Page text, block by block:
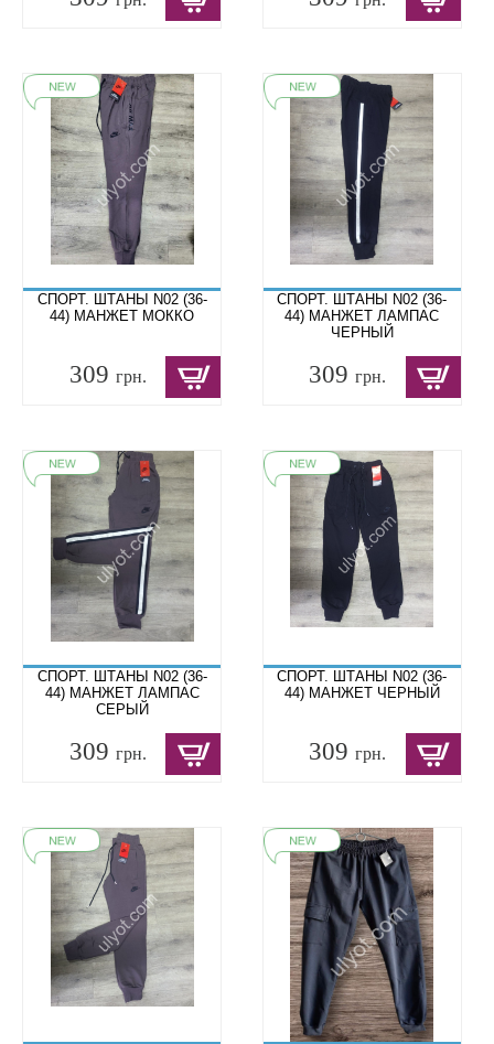
СПОРТ. ШТАНЫ N02 (36-
44) МАНЖЕТ МОККО
309 грн.
СПОРТ. ШТАНЫ N02 (36-
44) МАНЖЕТ ЛАМПАС
ЧЕРНЫЙ
309грн.
СПОРТ. ШТАНЫ N02 (36-
44) МАНЖЕТ ЛАМПАС
СЕРЫЙ
309 грн.
СПОРТ. ШТАНЫ N02 (36-
44) МАНЖЕТ ЧЕРНЫЙ
309грн.